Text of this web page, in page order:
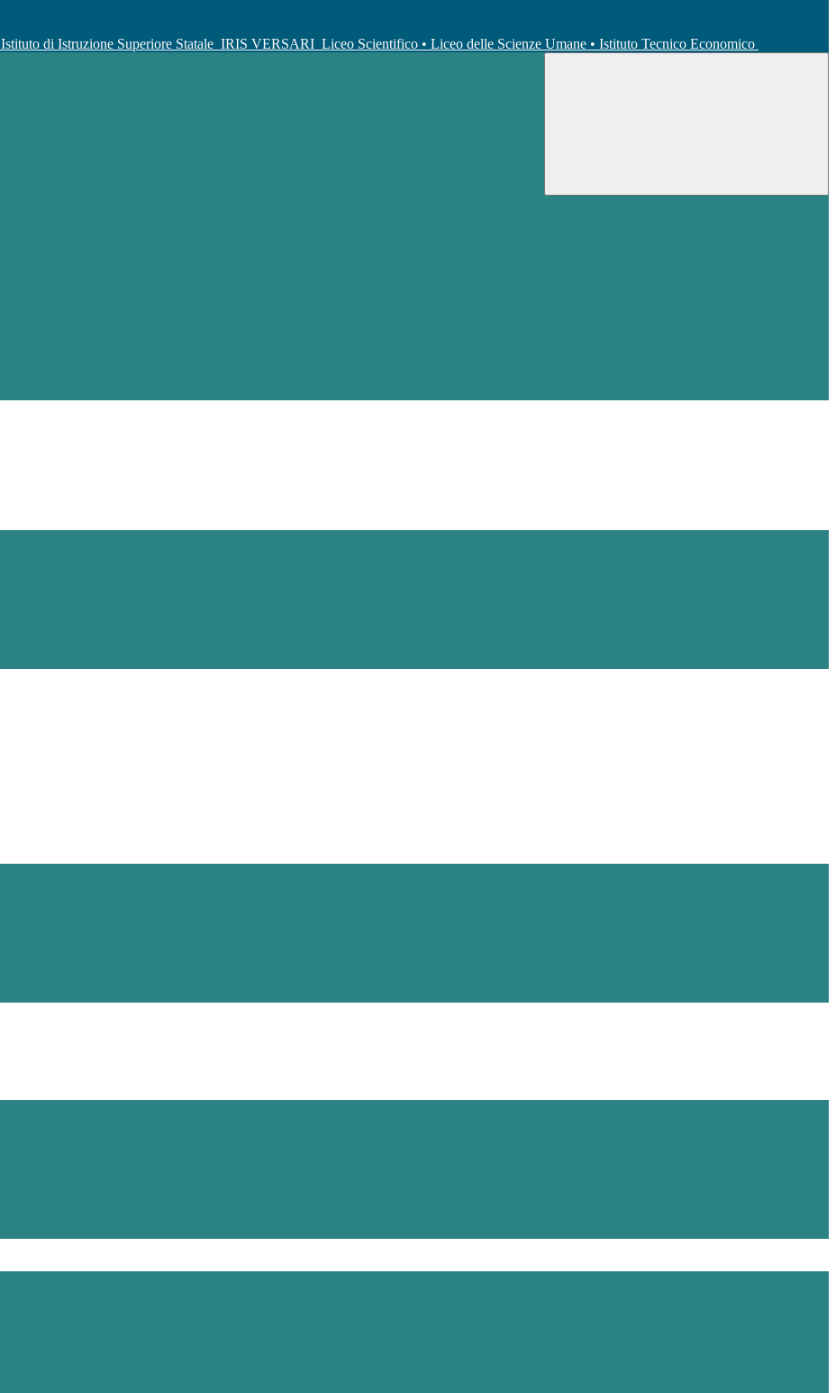
Istituto di Istruzione Superiore Statale IRIS VERSARI Liceo Scientifico • Liceo delle Scienze Umane • Istituto Tecnico Economico